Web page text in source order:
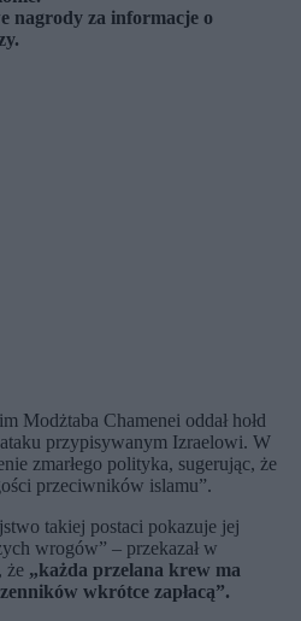
nagrody za informacje o
Modżtaba Chamenei oddał hołd
przypisywanym Izraelowi. W
zmarłego polityka, sugerując, że
przeciwników islamu”.
takiej postaci pokazuje jej
wrogów” – przekazał w
że „każda przelana krew ma
wkrótce zapłacą”.